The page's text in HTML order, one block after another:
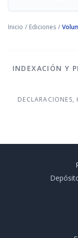
Inicio / Ediciones /
INDEXACIÓN Y
DECLARACIONES,